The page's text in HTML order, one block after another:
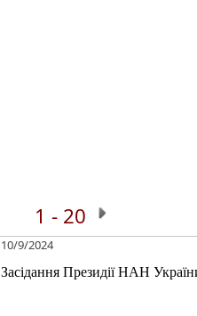
1 - 20
10/9/2024
Засідання Президії НАН